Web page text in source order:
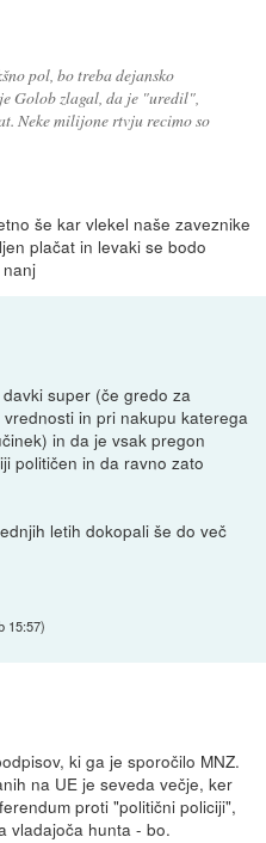
pol, bo treba dejansko
Golob zlagal, da je "uredil",
Neke milijone rtvju recimo so
še kar vlekel naše zaveznike
plačat in levaki se bodo
super (če gredo za
in pri nakupu katerega
in da je vsak pregon
političen in da ravno zato
letih dokopali še do več
15:57)
ki ga je sporočilo MNZ.
na UE je seveda večje, ker
proti "politični policiji",
vladajoča hunta - bo.